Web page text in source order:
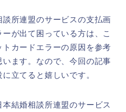
所連盟のサービスの支払画
が出て困っている方は、こ
カードエラーの原因を参考
ます。なので、今回の記事
立てると嬉しいです。
結婚相談所連盟のサービス